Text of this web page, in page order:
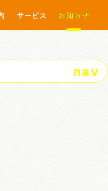
サービス お知らせ
nav